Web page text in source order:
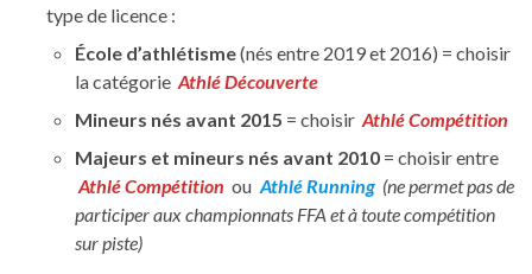
type de licence :
École d’athlétisme(nés entre 2019 et 2016) = choisir
la catégorie Athlé Découverte
Mineurs nés avant 2015 = choisir Athlé Compétition
Majeurs et mineurs nés avant 2010 = choisir entre
Athlé Compétition ou Athlé Running (ne permet pas de
participer aux championnats FFA et à toute compétition
sur piste)